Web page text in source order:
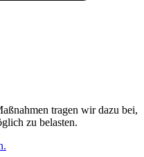
tragen wir dazu bei,
zu belasten.